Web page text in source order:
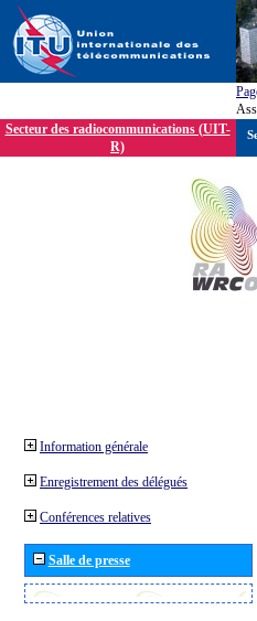
Secteur des radiocommunications (UIT-
R)
Information générale
Enregistrement des délégués
Conférences relatives
Salle de presse